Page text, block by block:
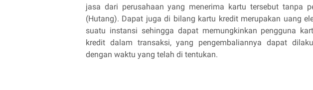
jasa dari perusahaan yang menerima kartu tersebut tanpa
(Hutang). Dapat juga di bilang kartu kredit merupakan uang
suatu instansi sehingga dapat memungkinkan pengguna
kredit dalam transaksi, yang pengembaliannya dapat
dengan waktu yang telah di tentukan.